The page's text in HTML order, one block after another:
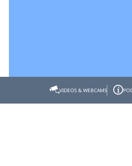
VIDEOS & WEBCAMS